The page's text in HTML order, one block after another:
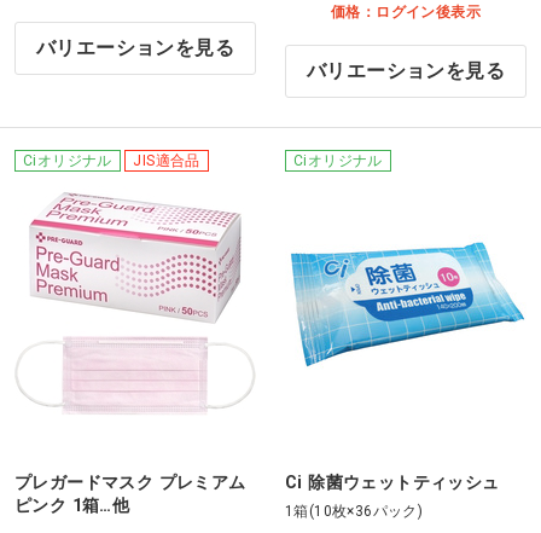
バリエーションを見る
価格：ログイン後表示
バリエーションを見る
Ciオリジナル JIS適合品
プレガードマスク プレミアム
ピンク 1箱…他
Ciオリジナル
Ci 除菌ウェットティッシュ
1箱(10枚×36パック)